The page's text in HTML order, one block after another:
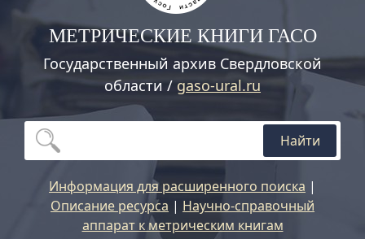
МЕТРИЧЕСКИЕ КНИГИ ГАСО
Государственный архив Свердловской
области / gaso-ural.ru
Найти
Информация для расширенного поиска |
Описание ресурса | Научно-справочный
аппарат к метрическим книгам